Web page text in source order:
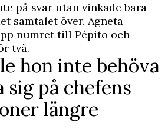
på svar utan vinkade bara
samtalet över. Agneta
numret till Pépito och
två.
hon inte behöva
på chefens
längre